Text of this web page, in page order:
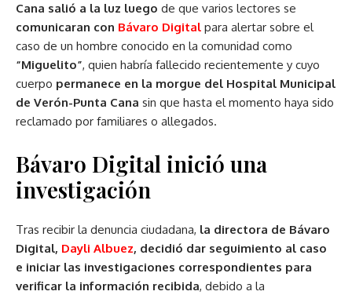
Cana salió a la luz luego de que varios lectores se
comunicaran con Bávaro Digital para alertar sobre el
caso de un hombre conocido en la comunidad como
“Miguelito”, quien habría fallecido recientemente y cuyo
cuerpo permanece en la morgue del Hospital Municipal
de Verón-Punta Cana sin que hasta el momento haya sido
reclamado por familiares o allegados.
Bávaro Digital inició una
investigación
Tras recibir la denuncia ciudadana, la directora de Bávaro
Digital, Dayli Albuez, decidió dar seguimiento al caso
e iniciar las investigaciones correspondientes para
verificar la información recibida, debido a la